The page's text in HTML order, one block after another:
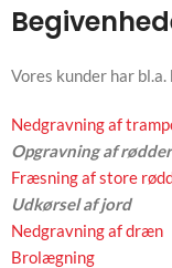
Vores kunder har
Nedgravning af
Opgravning af rødder
Fræsning af store
Udkørsel af jord
Nedgravning af dræn
Brolægning